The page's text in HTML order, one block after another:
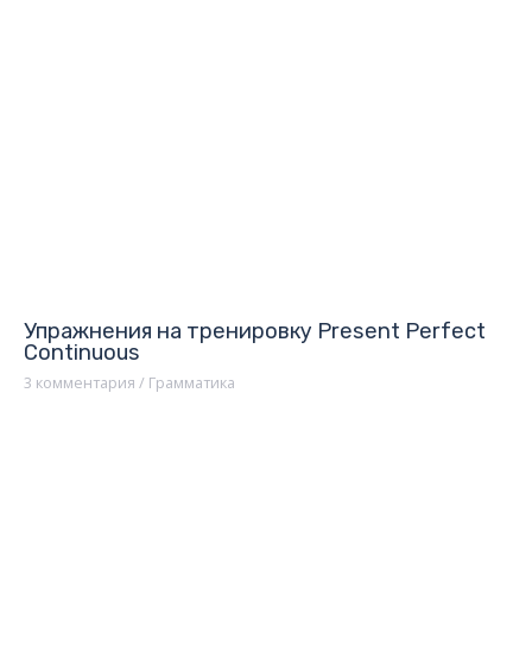
Упражнения на тренировку Present Perfect
Continuous
3 комментария / Грамматика